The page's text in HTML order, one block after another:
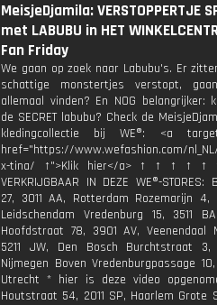
MeisjeDjamila: VERSTOPPERTJE
met LABUBU in HET
Fan Friday
We gaan op zoek naar Labubu's. Er
schattige monstertjes verstopt,
allemaal vinden? En NOG belangrijker:
de SECRET labubu? Check de
kledingcollectie bij WE®: <a
href="https://www.wefashion.com/
x-tina/ ↑">Klik hier</a> ↑ ↑ ↑ ↑ ↑
VERKRIJGBAAR IN DEZE WE®-STORES:
27, 3011 AA, Rotterdam Rozemarijn 4,
Leidschendam Vredenburg 15, 3511
Hoofdstraat 78, 3901 AV, Veenendaal
5211 JW, Den Bosch Burchtstraat 3,
Nijmegen Boven Vredenburgpassage 10,
Utrecht * hier is deze video
Houtstraat 54, 2011 SP, Haarlem Grote